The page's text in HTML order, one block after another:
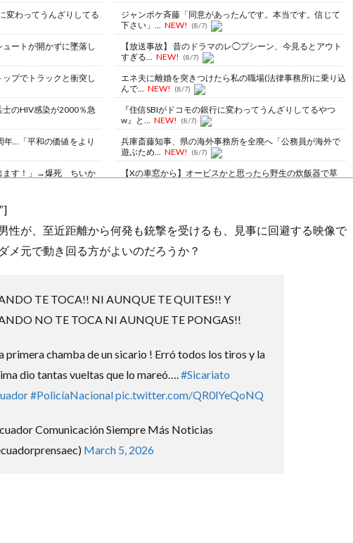
変わってうんざりしてる
ュートが開かずに墜落し
ップでトラックと衝突し
のHIV感染が2000％急
年…「平和の価値をより
ます！」→爆死 ちいか
！喋りたいだけなら公
島を一周…防衛省が全航
す・・・本当は核を使う
女子学生が男子学生らの
ジャンポケ斉藤「同意があったんです。本当です。信じて
下さい」... NEW! (8/7)
【放送事故】 昔のドラマのレ◯プシーン、今見るとアウト
すぎる... NEW! (8/7)
エネ夫に離婚を突きつけたら私の職場(法律事務所)に乗り込
んで... NEW! (8/7)
『住信SBIがドコモの銀行に変わってうんざりしてるやつ
w』と... NEW! (8/7)
兵庫斎藤知事、県の海外事務所を全廃へ「公務員が海外で
遊ぶため... NEW! (8/7)
【Xの車窓から】オービスかと思ったら野生の炊飯器で草
ハードオフに売っていた4万4000円のフィギュアがヤバす
ぎる... (5/20)
うちのネコが目の前にいた。私が上に物を投げるフリをす
(5/20)
走った結... (5/20)
など盛... (3/1)
【あるある？】うわっ・・・男性が一瞬で冷める女性の行
動6選
性が、至近距離から何発も銃撃を受けるも、見事に回避する映像で
メ元で動き回る方がよいのだろうか？
TE TOCA!! NI AUNQUE TE QUITES!! Y
NO TE TOCA NI AUNQUE TE PONGAS!!
primera chamba de un sicario ! Erró todos los tiros y la
dio tantas vueltas que lo mareó…. #Sicariato
#PolicíaNacionalpic.twitter.com/QR0lYeQoNQ
Comunicación Siempre Más Noticias
March 5, 2026